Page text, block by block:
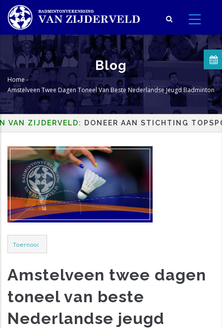
Overslaan
en
naar
inhoud
gaan
Blog
Kruimelpad
Home -
Amstelveen Twee Dagen Toneel Van Beste Nederlandse Jeugd Badminton
ZIJDERVELD:DONEER AAN STICHTING
Post
Category
Toernooi
Amstelveen twee dagen
toneel van beste
Nederlandse jeugd